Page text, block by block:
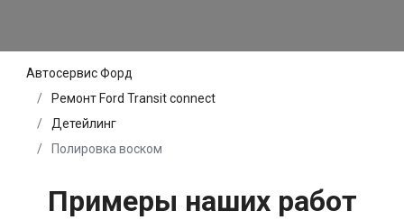
Автосервис Форд
Ремонт Ford Transit connect
Детейлинг
Полировка воском
Примеры наших работ